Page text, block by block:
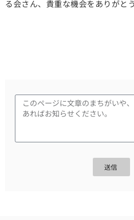
る会さん、貴重な機会をありがと
送信